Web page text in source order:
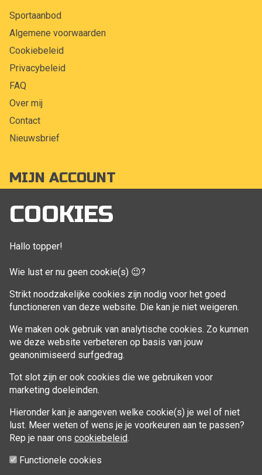
COOKIES
Hallo topper!
Wie lust er nu geen cookie(s) 😉?
Strikt noodzakelijke cookies zijn nodig voor het goed
functioneren van deze website. Die kan je niet weigeren.
We maken ook gebruik van analytische cookies. Zo kunnen
we deze website verbeteren op basis van jouw
geanonimiseerd surfgedrag.
Tot slot zijn er ook cookies die we gebruiken voor
marketing doeleinden.
Hieronder kan je aangeven welke cookie(s) je wel of niet
lust. Meer weten of wens je je voorkeuren aan te passen?
Rep je naar ons cookiebeleid.
Functionele cookies
Sportaanbod
Algemene voorwaarden
Cookiebeleid
Privacybeleid
FAQ
Over mij
Contact
Nieuwsbrief
MIJN ACCOUNT
Mijn account
Bestellingen
Aankoop beheren
VOLG MIJ
Facebook